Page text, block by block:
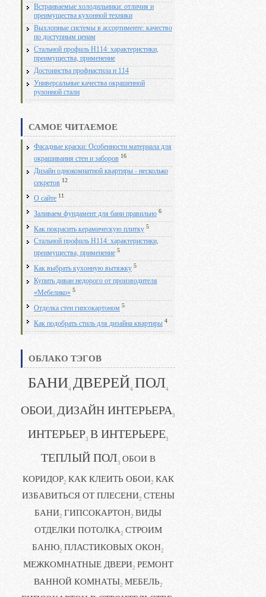
Встраиваемые холодильники: отличия и
преимущества кухонной техники
Выхлопные системы в ассортименте: качество
по доступным ценам
Стальной профиль Н114: характеристики,
преимущества, применение
Достоинства профнастила н 114
Универсальные качества окрашенной
рулонной стали
САМОЕ ЧИТАЕМОЕ
Фасадные краски: Особенности материала для
окрашивания стен и заборов 16
Дизайн однокомнатной квартиры - несколько
секретов 12
О сайте 11
Заливаем фундамент для бани правильно 6
Как покрасить керамическую плитку 5
Стальной профиль Н114: характеристики,
преимущества, применение 5
Как выбрать кухонную вытяжку 5
Купить диван недорого от производителя
«Мебелико» 5
Отделка стен гипсокартоном 5
Как подобрать стиль для дизайна квартиры 4
ОБЛАКО ТЭГОВ
БАНИ4 ДВЕРЕЙ4 ПОЛ4
ОБОИ3 ДИЗАЙН ИНТЕРЬЕРА3
ИНТЕРЬЕР3 В ИНТЕРЬЕРЕ3
ТЕПЛЫЙ ПОЛ3 ОБОИ В
КОРИДОР2 КАК КЛЕИТЬ ОБОИ2 КАК
ИЗБАВИТЬСЯ ОТ ПЛЕСЕНИ2 СТЕНЫ
БАНИ2 ГИПСОКАРТОН2 ВИДЫ
ОТДЕЛКИ ПОТОЛКА2 СТРОИМ
БАНЮ2 ПЛАСТИКОВЫХ ОКОН2
МЕЖКОМНАТНЫЕ ДВЕРИ2 РЕМОНТ
ВАННОЙ КОМНАТЫ2 МЕБЕЛЬ2